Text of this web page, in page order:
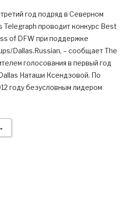
год подряд в Северном
Telegraph проводит конкурс Best
of DFW при поддержке
Dallas.Russian, – сообщает The
голосования в первый год
Наташи Ксендзовой. По
году безусловным лидером